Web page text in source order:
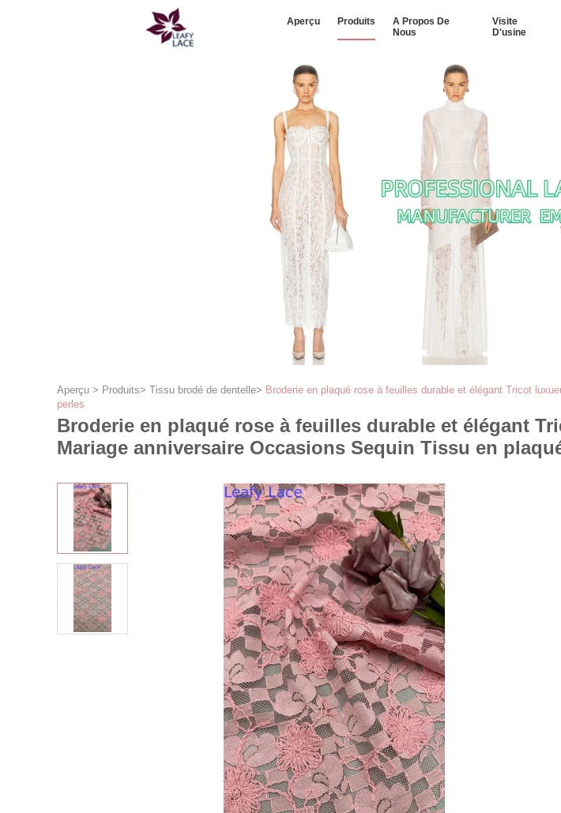
Aperçu Produits
A Propos De
Nous
Visite
D'usine
Aperçu > Produits> Tissu brodé de dentelle> Broderie en plaqué rose à feuilles durable et élégant Tricot
perles
Broderie en plaqué rose à feuilles durable et élégant
Mariage anniversaire Occasions Sequin Tissu en